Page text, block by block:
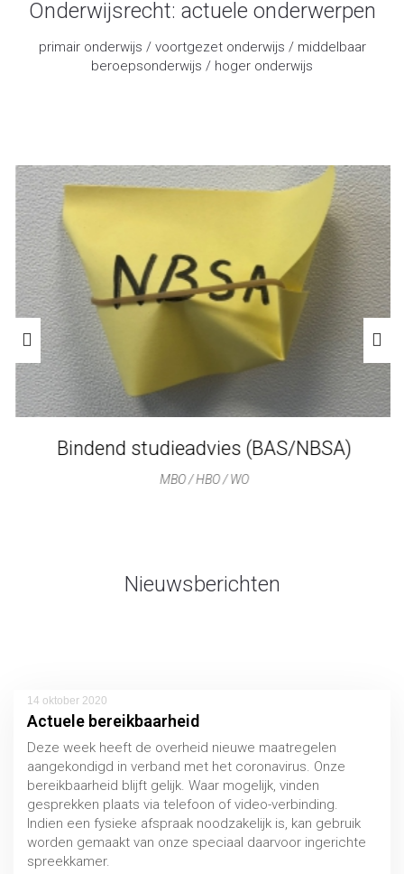
Onderwijsrecht: actuele onderwerpen
primair onderwijs / voortgezet onderwijs / middelbaar
beroepsonderwijs / hoger onderwijs
Bindend studieadvies (BAS/NBSA)
MBO / HBO / WO
Nieuwsberichten
14 oktober 2020
Actuele bereikbaarheid
Deze week heeft de overheid nieuwe maatregelen
aangekondigd in verband met het coronavirus. Onze
bereikbaarheid blijft gelijk. Waar mogelijk, vinden
gesprekken plaats via telefoon of video-verbinding.
Indien een fysieke afspraak noodzakelijk is, kan gebruik
worden gemaakt van onze speciaal daarvoor ingerichte
spreekkamer.